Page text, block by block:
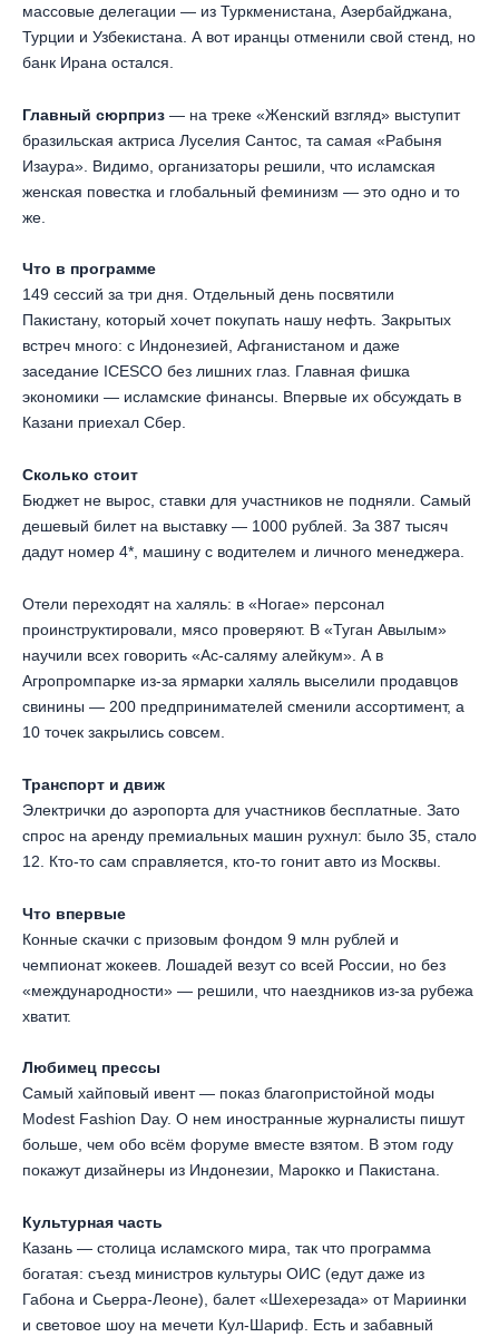
массовые делегации — из Туркменистана, Азербайджана,
Турции и Узбекистана. А вот иранцы отменили свой стенд, но
банк Ирана остался.
Главный сюрприз — на треке «Женский взгляд» выступит
бразильская актриса Луселия Сантос, та самая «Рабыня
Изаура». Видимо, организаторы решили, что исламская
женская повестка и глобальный феминизм — это одно и то
же.
Что в программе
149 сессий за три дня. Отдельный день посвятили
Пакистану, который хочет покупать нашу нефть. Закрытых
встреч много: с Индонезией, Афганистаном и даже
заседание ICESCO без лишних глаз. Главная фишка
экономики — исламские финансы. Впервые их обсуждать в
Казани приехал Сбер.
Сколько стоит
Бюджет не вырос, ставки для участников не подняли. Самый
дешевый билет на выставку — 1000 рублей. За 387 тысяч
дадут номер 4*, машину с водителем и личного менеджера.
Отели переходят на халяль: в «Ногае» персонал
проинструктировали, мясо проверяют. В «Туган Авылым»
научили всех говорить «Ас-саляму алейкум». А в
Агропромпарке из-за ярмарки халяль выселили продавцов
свинины — 200 предпринимателей сменили ассортимент, а
10 точек закрылись совсем.
Транспорт и движ
Электрички до аэропорта для участников бесплатные. Зато
спрос на аренду премиальных машин рухнул: было 35, стало
12. Кто-то сам справляется, кто-то гонит авто из Москвы.
Что впервые
Конные скачки с призовым фондом 9 млн рублей и
чемпионат жокеев. Лошадей везут со всей России, но без
«международности» — решили, что наездников из-за рубежа
хватит.
Любимец прессы
Самый хайповый ивент — показ благопристойной моды
Modest Fashion Day. О нем иностранные журналисты пишут
больше, чем обо всём форуме вместе взятом. В этом году
покажут дизайнеры из Индонезии, Марокко и Пакистана.
Культурная часть
Казань — столица исламского мира, так что программа
богатая: съезд министров культуры ОИС (едут даже из
Габона и Сьерра-Леоне), балет «Шехерезада» от Мариинки
и световое шоу на мечети Кул-Шариф. Есть и забавный